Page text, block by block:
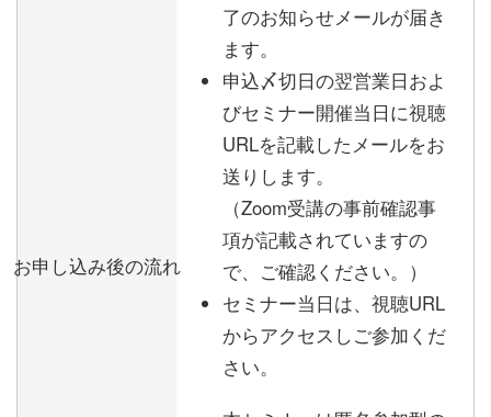
お申し込み後の流れ
了のお知らせメールが届き
ます。
申込〆切日の翌営業日およ
びセミナー開催当日に視聴
URLを記載したメールをお
送りします。
（Zoom受講の事前確認事
項が記載されていますの
で、ご確認ください。）
セミナー当日は、視聴URL
からアクセスしご参加くだ
さい。